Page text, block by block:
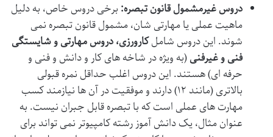
دروس غیرمشمول قانون تبصره: برخی دروس خاص، به دلیل
ماهیت عملی یا مهارتی شان، مشمول قانون تبصره نمی
شوند. این دروس شاملکارورزی، دروس مهارتی و شایستگی
فنی و غیرفنی(به ویژه در شاخه های کار و دانش و فنی و
حرفه ای) هستند. این دروس اغلب حداقل نمره قبولی
بالاتری (مانند ۱۲) دارند و موفقیت در آن ها نیازمند کسب
مهارت های عملی است که با تبصره قابل جبران نیست. به
عنوان مثال، یک دانش آموز رشته کامپیوتر نمی تواند برای